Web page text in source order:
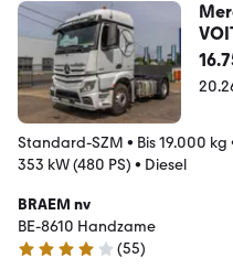
Standard-SZM • Bis 19.000 kg
353 kW (480 PS) • Diesel
BRAEM nv
BE-8610 Handzame
4.2 Sterne
(55)